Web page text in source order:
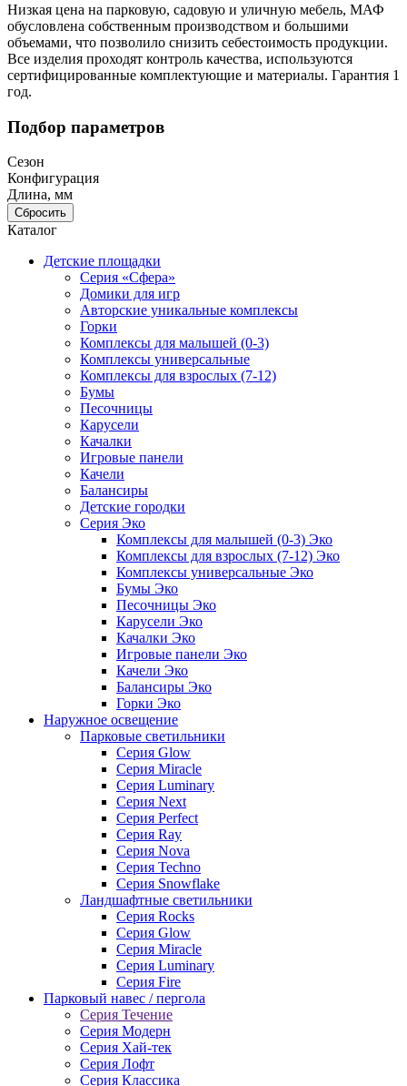
Низкая цена на парковую, садовую и уличную мебель, МАФ
обусловлена собственным производством и большими
объемами, что позволило снизить себестоимость продукции.
Все изделия проходят контроль качества, используются
сертифицированные комплектующие и материалы. Гарантия 1
год.
Подбор параметров
Сезон
Конфигурация
Длина, мм
Сбросить
Каталог
Детские площадки
Серия «Сфера»
Домики для игр
Авторские уникальные комплексы
Горки
Комплексы для малышей (0-3)
Комплексы универсальные
Комплексы для взрослых (7-12)
Бумы
Песочницы
Карусели
Качалки
Игровые панели
Качели
Балансиры
Детские городки
Серия Эко
Комплексы для малышей (0-3) Эко
Комплексы для взрослых (7-12) Эко
Комплексы универсальные Эко
Бумы Эко
Песочницы Эко
Карусели Эко
Качалки Эко
Игровые панели Эко
Качели Эко
Балансиры Эко
Горки Эко
Наружное освещение
Парковые светильники
Серия Glow
Серия Miracle
Серия Luminary
Серия Next
Серия Perfect
Серия Ray
Серия Nova
Серия Techno
Серия Snowflake
Ландшафтные светильники
Серия Rocks
Серия Glow
Серия Miracle
Серия Luminary
Серия Fire
Парковый навес / пергола
Серия Течение
Серия Модерн
Серия Хай-тек
Серия Лофт
Серия Классика